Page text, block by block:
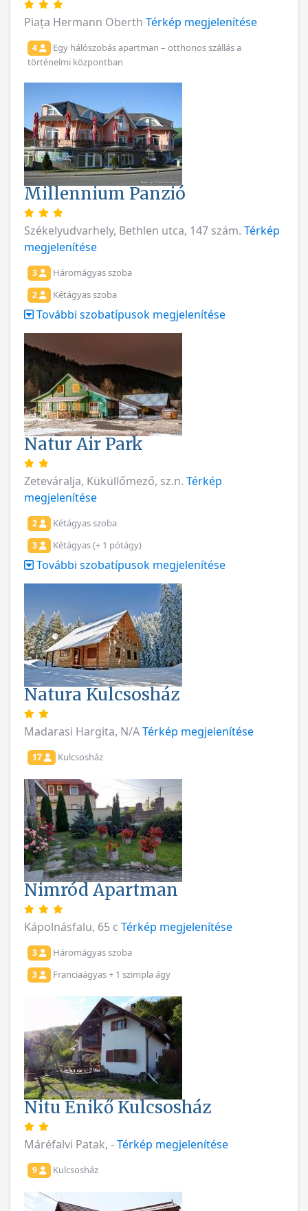
Piața Hermann Oberth Térkép megjelenítése
4
Egy hálószobás apartman – otthonos szállás a
történelmi központban
Millennium Panzió
Székelyudvarhely, Bethlen utca, 147 szám. Térkép
megjelenítése
3 Háromágyas szoba
2 Kétágyas szoba
További szobatípusok megjelenítése
Natur Air Park
Zeteváralja, Küküllőmező, sz.n. Térkép
megjelenítése
2 Kétágyas szoba
3 Kétágyas (+ 1 pótágy)
További szobatípusok megjelenítése
Natura Kulcsosház
Madarasi Hargita, N/ATérkép megjelenítése
17 Kulcsosház
Nimród Apartman
Kápolnásfalu, 65 c Térkép megjelenítése
3 Háromágyas szoba
3 Franciaágyas + 1 szimpla ágy
Nitu Enikő Kulcsosház
Máréfalvi Patak, -Térkép megjelenítése
9 Kulcsosház